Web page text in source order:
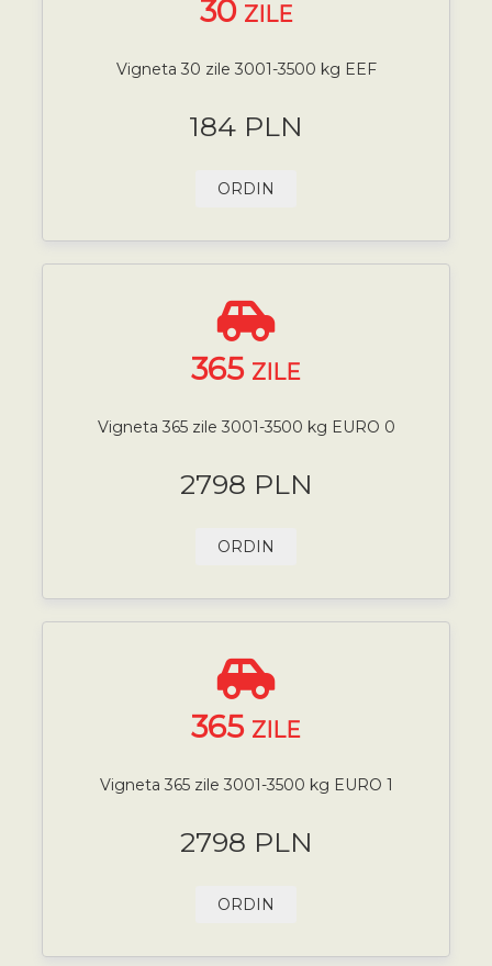
30 ZILE
Vigneta 30 zile 3001-3500 kg EEF
184 PLN
ORDIN
365 ZILE
Vigneta 365 zile 3001-3500 kg EURO 0
2798 PLN
ORDIN
365 ZILE
Vigneta 365 zile 3001-3500 kg EURO 1
2798 PLN
ORDIN